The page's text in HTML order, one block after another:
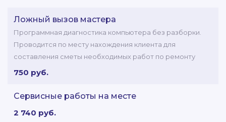
Ложный вызов мастера
Программная диагностика компьютера без разборки.
Проводится по месту нахождения клиента для
составления сметы необходимых работ по ремонту
750 руб.
Сервисные работы на месте
2 740 руб.